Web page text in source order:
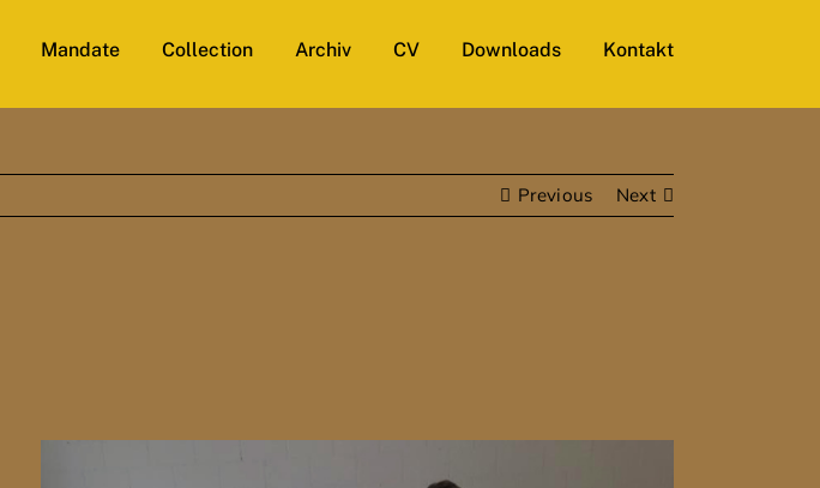
Mandate Collection Archiv CV Downloads Kontakt
Previous Next